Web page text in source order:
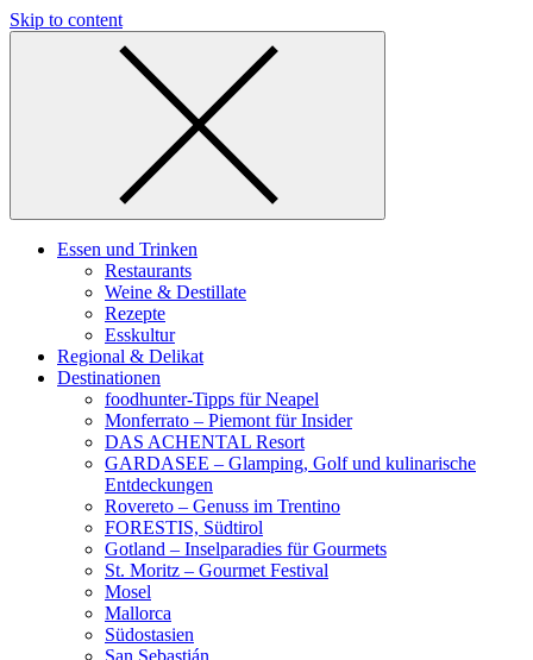
Skip to content
Essen und Trinken
Restaurants
Weine & Destillate
Rezepte
Esskultur
Regional & Delikat
Destinationen
foodhunter-Tipps für Neapel
Monferrato – Piemont für Insider
DAS ACHENTAL Resort
GARDASEE – Glamping, Golf und kulinarische
Entdeckungen
Rovereto – Genuss im Trentino
FORESTIS, Südtirol
Gotland – Inselparadies für Gourmets
St. Moritz – Gourmet Festival
Mosel
Mallorca
Südostasien
San Sebastián